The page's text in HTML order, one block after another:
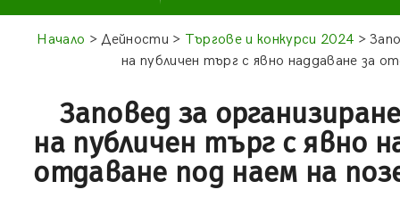
Начало > Дейности > Търгове и конкурси 2024 >
на публичен търг с явно наддаване за
Заповед за
на публичен търг с явно
отдаване под наем на